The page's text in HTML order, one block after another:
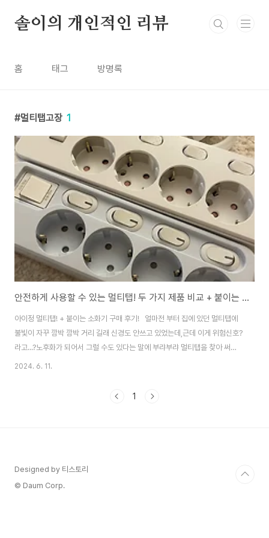
솔이의 개인적인 리뷰
홈 태그 방명록
멀티탭고장 1
안전하게 사용할 수 있는 멀티탭! 두 가지 제품 비교 + 붙이는 소화기 : 내돈내산 아이정 멀티탭
아이정 멀티탭! + 붙이는 소화기 구매 후기! 얼마전 부터 집에 있던 멀티탭에
불빛이 자꾸 깜박 깜박 거리 길래 신경도 안쓰고 있었는데,근데 이게 위험신호?
라고...?노후화가 되어서 그럴 수도 있다는 말에 부랴부랴 멀티탭을 찾아 써치
를 하였다! 하긴 오래쓰긴 했었다! 이참에 바꿔야 겠다 마음먹고열심히 찾아낸
이정 자동소화 더쿨한 멀티탭 4구 50cm 화재예방 안전한 콘센트""아이정 붙
2024. 6. 11.
1
Designed by 티스토리
© Daum Corp.